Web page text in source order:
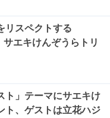
リスペクトする
エキけんぞうらトリ
ト」テーマにサエキけ
ト、ゲストは立花ハジ